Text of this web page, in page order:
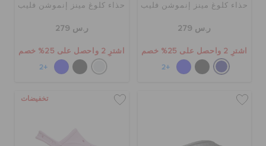
حذاء كلوغ مينز إنموشن فليب
ر.س 279
اشترِ 2 واحصل على 25% خصم
+2
حذاء كلوغ مينز إنموشن فليب
ر.س 279
اشترِ 2 واحصل على 25% خصم
+2
تخفيضات